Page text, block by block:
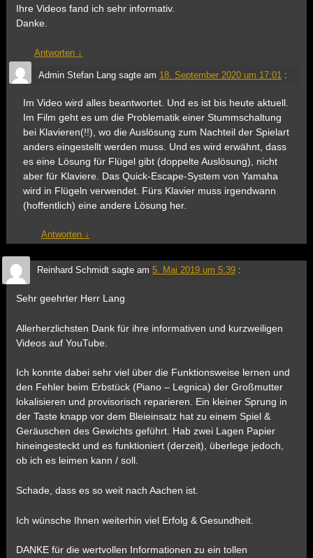
Ihre Videos fand ich sehr informativ.
Danke.
Antworten ↓
Admin Stefan Langsagte am 18. September 2020 um 17:01 :
Im Video wird alles beantwortet. Und es ist bis heute aktuell.
Im Film geht es um die Problematik einer Stummschaltung
bei Klavieren(!!), wo die Auslösung zum Nachteil der Spielart
anders eingestellt werden muss. Und es wird erwähnt, dass
es eine Lösung für Flügel gibt (doppelte Auslösung), nicht
aber für Klaviere. Das Quick-Escape-System von Yamaha
wird in Flügeln verwendet. Fürs Klavier muss irgendwann
(hoffentlich) eine andere Lösung her.
Antworten ↓
Reinhard Schmidtsagte am 5. Mai 2019 um 5:39 :
Sehr geehrter Herr Lang
Allerherzlichsten Dank für ihre informativen und kurzweiligen
Videos auf YouTube.
Ich konnte dabei sehr viel über die Funktionsweise lernen und
den Fehler beim Erbstück (Piano – Legnica) der Großmutter
lokalisieren und provisorisch reparieren. Ein kleiner Sprung in
der Taste knapp vor dem Bleieinsatz hat zu einem Spiel &
Geräuschen des Gewichts geführt. Hab zwei Lagen Papier
hineingesteckt und es funktioniert (derzeit), überlege jedoch,
ob ich es leimen kann / soll.
Schade, dass es so weit nach Aachen ist.
Ich wünsche Ihnen weiterhin viel Erfolg & Gesundheit.
DANKE für die wertvollen Informationen zu ein tollen